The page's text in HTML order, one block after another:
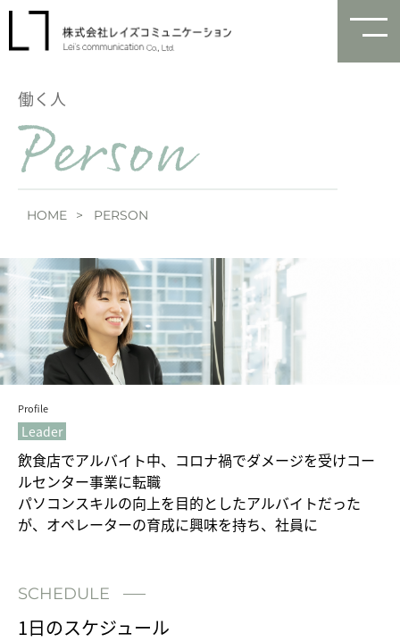
働く人
HOME PERSON
Profile
Leader
飲食店でアルバイト中、コロナ禍でダメージを受けコー
ルセンター事業に転職
パソコンスキルの向上を目的としたアルバイトだった
が、オペレーターの育成に興味を持ち、社員に
SCHEDULE
1日のスケジュール